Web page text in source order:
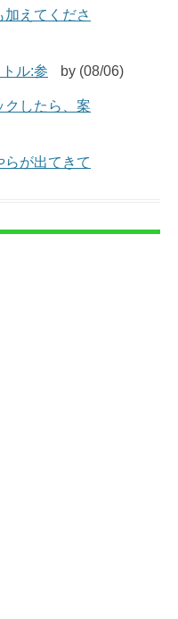
えてくださ
ル:参
by (08/06)
クしたら、案
らが出てきて